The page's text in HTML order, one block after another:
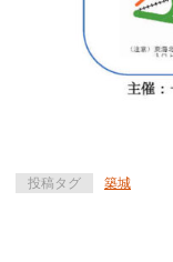
投稿タグ 築城